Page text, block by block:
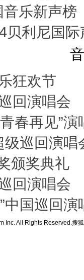
音乐新声榜
贝利尼国
狂欢节
回演唱会
春再见”演
级巡回演唱
颁奖典礼
回演唱会
中国巡回演
Inc. All Rights Reserved.搜